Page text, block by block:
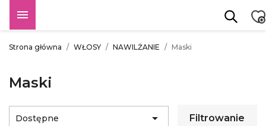

Strona główna WŁOSY NAWILŻANIE Maski
Maski
Dostępne  Filtrowanie